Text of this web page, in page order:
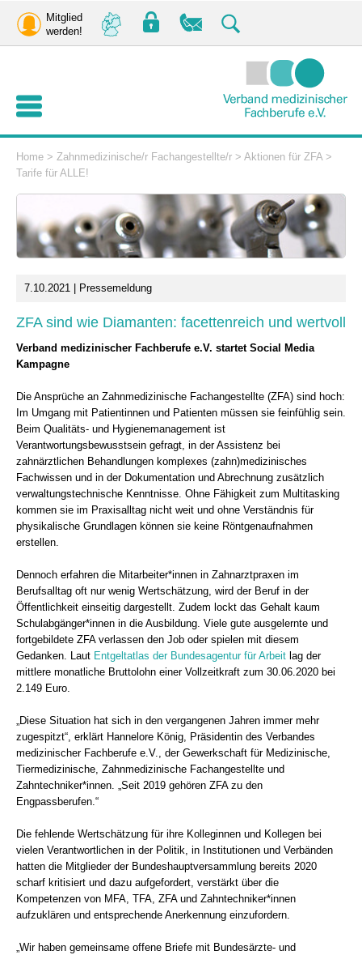
Mitglied
werden!
Home > Zahnmedizinische/r Fachangestellte/r > Aktionen für ZFA>
Tarife für ALLE!
7.10.2021 | Pressemeldung
ZFA sind wie Diamanten: facettenreich und wertvoll
Verband medizinischer Fachberufe e.V. startet Social Media
Kampagne
Die Ansprüche an Zahnmedizinische Fachangestellte (ZFA) sind hoch:
Im Umgang mit Patientinnen und Patienten müssen sie feinfühlig sein.
Beim Qualitäts- und Hygienemanagement ist
Verantwortungsbewusstsein gefragt, in der Assistenz bei
zahnärztlichen Behandlungen komplexes (zahn)medizinisches
Fachwissen und in der Dokumentation und Abrechnung zusätzlich
verwaltungstechnische Kenntnisse. Ohne Fähigkeit zum Multitasking
kommen sie im Praxisalltag nicht weit und ohne Verständnis für
physikalische Grundlagen können sie keine Röntgenaufnahmen
erstellen.
Dennoch erfahren die Mitarbeiter*innen in Zahnarztpraxen im
Berufsalltag oft nur wenig Wertschätzung, wird der Beruf in der
Öffentlichkeit einseitig dargestellt. Zudem lockt das Gehalt kaum
Schulabgänger*innen in die Ausbildung. Viele gute ausgelernte und
fortgebildete ZFA verlassen den Job oder spielen mit diesem
Gedanken. Laut Entgeltatlas der Bundesagentur für Arbeit lag der
mittlere monatliche Bruttolohn einer Vollzeitkraft zum 30.06.2020 bei
2.149 Euro.
„Diese Situation hat sich in den vergangenen Jahren immer mehr
zugespitzt“, erklärt Hannelore König, Präsidentin des Verbandes
medizinischer Fachberufe e.V., der Gewerkschaft für Medizinische,
Tiermedizinische, Zahnmedizinische Fachangestellte und
Zahntechniker*innen. „Seit 2019 gehören ZFA zu den
Engpassberufen.“
Die fehlende Wertschätzung für ihre Kolleginnen und Kollegen bei
vielen Verantwortlichen in der Politik, in Institutionen und Verbänden
hatten die Mitglieder der Bundeshauptversammlung bereits 2020
scharf kritisiert und dazu aufgefordert, verstärkt über die
Kompetenzen von MFA, TFA, ZFA und Zahntechniker*innen
aufzuklären und entsprechende Anerkennung einzufordern.
„Wir haben gemeinsame offene Briefe mit Bundesärzte- und